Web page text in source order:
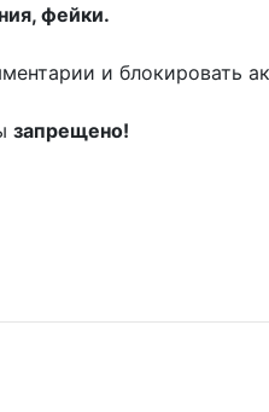
фейки.
и блокировать
запрещено!